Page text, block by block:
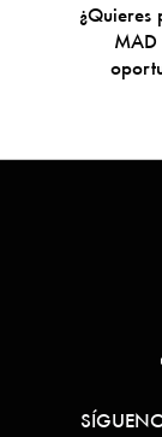
¿Quieres
MAD